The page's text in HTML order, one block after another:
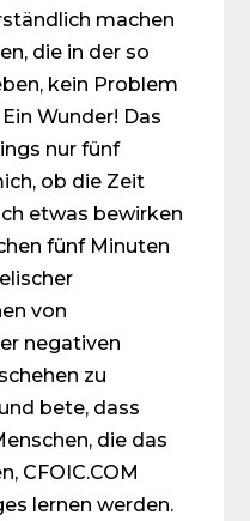
machen
die in der so
kein Problem
Wunder! Das
nur fünf
ob die Zeit
etwas bewirken
fünf Minuten
von
negativen
zu
bete, dass
die das
CFOIC.COM
lernen werden.